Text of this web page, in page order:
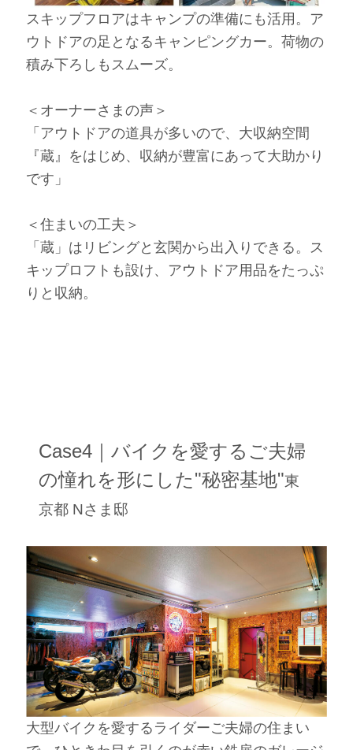
スキップフロアはキャンプの準備にも活用。ア
ウトドアの足となるキャンピングカー。荷物の
積み下ろしもスムーズ。
＜オーナーさまの声＞
「アウトドアの道具が多いので、大収納空間
『蔵』をはじめ、収納が豊富にあって大助かり
です」
＜住まいの工夫＞
「蔵」はリビングと玄関から出入りできる。ス
キップロフトも設け、アウトドア用品をたっぷ
りと収納。
Case4｜バイクを愛するご夫婦
の憧れを形にした"秘密基地"東
京都 Nさま邸
大型バイクを愛するライダーご夫婦の住まい